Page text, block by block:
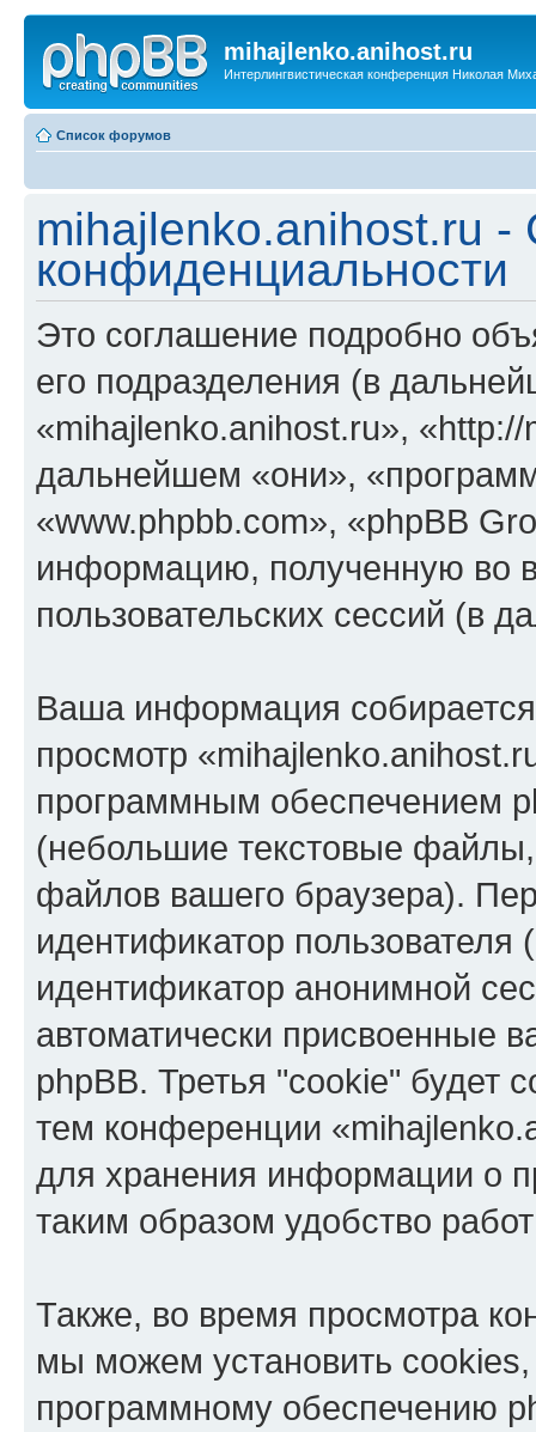
mihajlenko.anihost.ru
Интерлингвистическая конференция Николая
Список форумов
mihajlenko.anihost.ru -
конфиденциальности
Это соглашение подробно
его подразделения (в
«mihajlenko.anihost.ru»,
дальнейшем «они»,
«www.phpbb.com», «phpBB
информацию, полученную во
пользовательских сессий (в
Ваша информация
просмотр
программным обеспечением
(небольшие текстовые
файлов вашего браузера).
идентификатор
идентификатор анонимной
автоматически присвоенные
phpBB. Третья "cookie" будет
тем конференции
для хранения информации о
таким образом удобство
Также, во время просмотра
мы можем установить
программному обеспечению